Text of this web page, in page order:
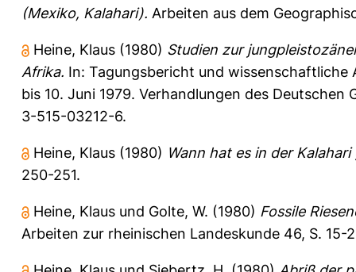
(Mexiko, Kalahari). Arbeiten aus dem
Heine, Klaus (1980) Studien zur
Afrika. In: Tagungsbericht und
bis 10. Juni 1979. Verhandlungen des
3-515-03212-6.
Heine, Klaus (1980) Wann hat es in der
250-251.
Heine, Klaus und Golte, W. (1980) Fossile
Arbeiten zur rheinischen Landeskunde 46, S. 15-